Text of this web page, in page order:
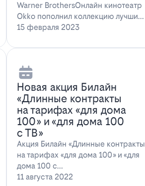
Warner BrothersОнлайн кинотеатр
Okko пополнил коллекцию лучшими
голли…
15 февраля 2023
Новая акция Билайн
«Длинные контракты
на тарифах «для дома
100» и «для дома 100
с ТВ»
Акция Билайн «Длинные контракты
на тарифах «для дома 100» и «для
дома 100 с…
11 августа 2022